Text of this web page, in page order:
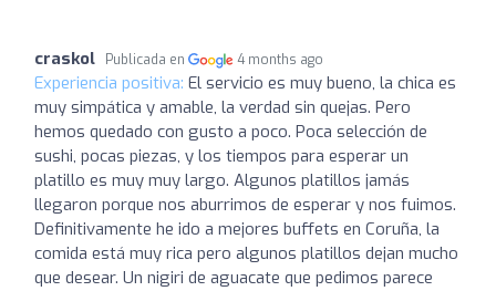
craskol Publicada en 4 months ago
Experiencia positiva: El servicio es muy bueno, la chica es
muy simpática y amable, la verdad sin quejas. Pero
hemos quedado con gusto a poco. Poca selección de
sushi, pocas piezas, y los tiempos para esperar un
platillo es muy muy largo. Algunos platillos jamás
llegaron porque nos aburrimos de esperar y nos fuimos.
Definitivamente he ido a mejores buffets en Coruña, la
comida está muy rica pero algunos platillos dejan mucho
que desear. Un nigiri de aguacate que pedimos parece